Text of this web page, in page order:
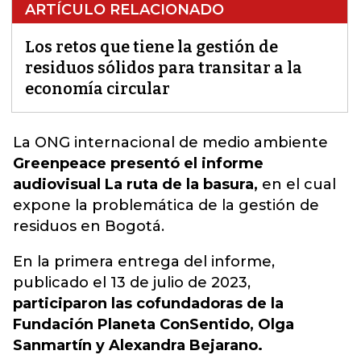
ARTÍCULO RELACIONADO
Los retos que tiene la gestión de
residuos sólidos para transitar a la
economía circular
La ONG​ internacional de medio ambiente
Greenpeace presentó el informe
audiovisual La ruta de la basura, en el cual
expone la problemática de la gestión de
residuos en Bogotá.
En la primera entrega del informe,
publicado el 13 de julio de 2023,
participaron las cofundadoras de la
Fundación Planeta ConSentido, Olga
Sanmartín y Alexandra Bejarano.